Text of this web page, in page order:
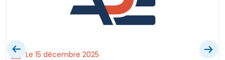
Le 15 décembre 2025